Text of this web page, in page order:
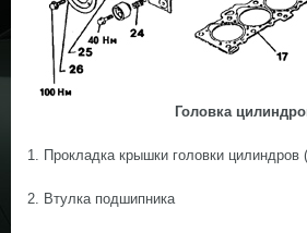
Головка
1. Прокладка крышки головки цилиндров
2. Втулка подшипника